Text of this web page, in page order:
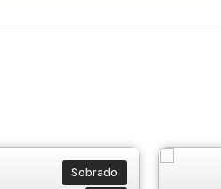
Sobrado